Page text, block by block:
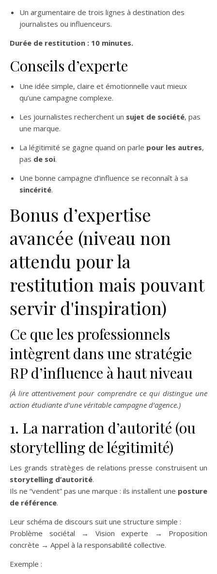
Un argumentaire de trois lignes à destination des
journalistes ou influenceurs.
Durée de restitution : 10 minutes.
Conseils d’experte
Une idée simple, claire et émotionnelle vaut mieux
qu’une campagne complexe.
Les journalistes recherchent un sujet de société, pas
une marque.
La légitimité se gagne quand on parle pour les autres,
pas de soi.
Une bonne campagne d’influence se reconnaît à sa
sincérité.
Bonus d’expertise
avancée (niveau non
attendu pour la
restitution mais pouvant
servir d'inspiration)
Ce que les professionnels
intègrent dans une stratégie
RP d’influence à haut niveau
(À lire attentivement pour comprendre ce qui distingue une
action étudiante d’une véritable campagne d’agence.)
1. La narration d’autorité (ou
storytelling de légitimité)
Les grands stratèges de relations presse construisent un
storytelling d’autorité.
Ils ne “vendent” pas une marque : ils installent une posture
de référence.
Leur schéma de discours suit une structure simple :
Problème sociétal → Vision experte → Proposition
concrète → Appel à la responsabilité collective.
Exemple :